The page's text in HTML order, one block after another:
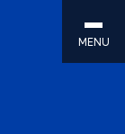
MENU